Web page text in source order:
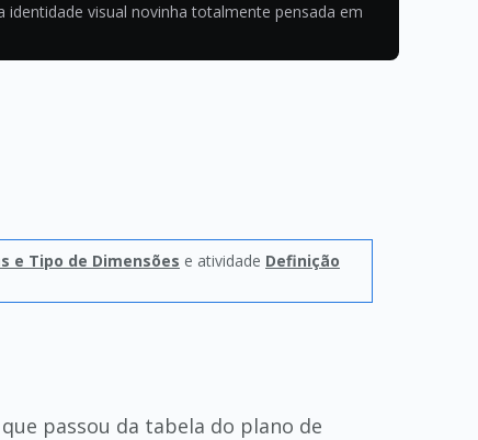
visual novinha totalmente pensada em
e Tipo de Dimensões e atividade Definição
passou da tabela do plano de